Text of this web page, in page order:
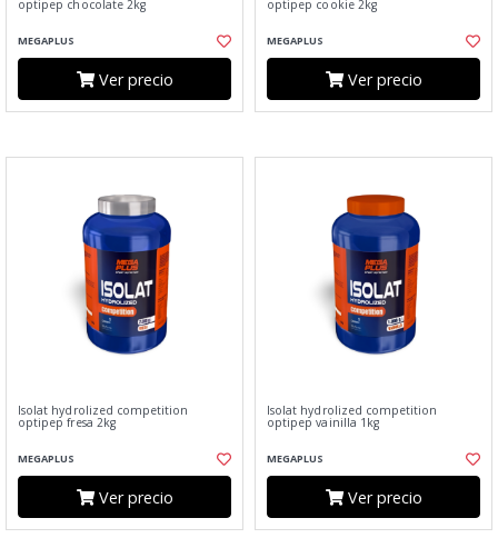
optipep chocolate 2kg
MEGAPLUS
Ver precio
optipep cookie 2kg
MEGAPLUS
Ver precio
Isolat hydrolized competition
optipep fresa 2kg
MEGAPLUS
Ver precio
Isolat hydrolized competition
optipep vainilla 1kg
MEGAPLUS
Ver precio